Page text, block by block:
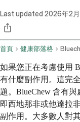
Last updated 2026年2
首頁 健康部落格
如果您正在考慮使用
有什麼副作用。這完
題。BlueChew 含有
即西地那非或他達拉
副作用。大多數人對